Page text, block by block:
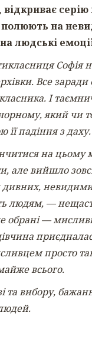
серію
полюють на
людські
Софія
Все
І
який чи
її падіння з даху.
на цьому
але вийшло
дивних,
людям, —
обрані —
просто
всього.
та вибору,